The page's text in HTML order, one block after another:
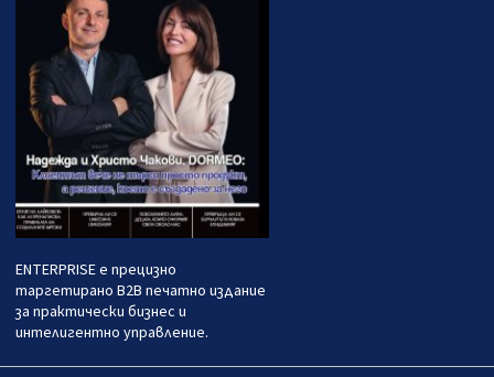
ENTERPRISE е прецизно
таргетирано B2B печатно издание
за практически бизнес и
интелигентно управление.